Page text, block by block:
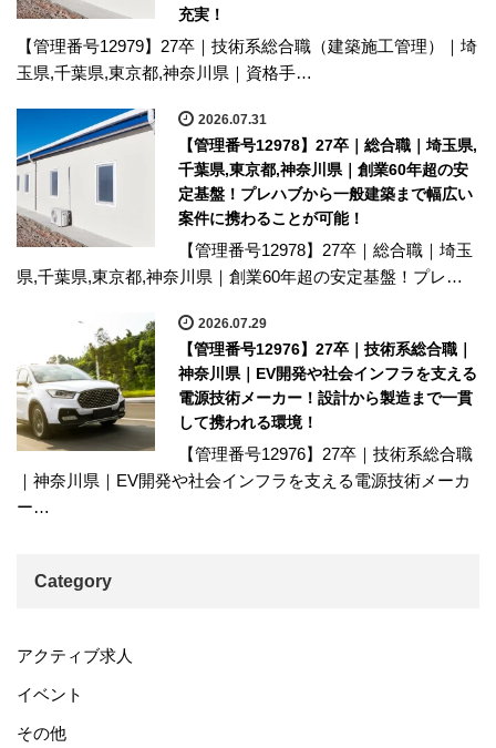
充実！
【管理番号12979】27卒｜技術系総合職（建築施工管理）｜埼
玉県,千葉県,東京都,神奈川県｜資格手…
2026.07.31
【管理番号12978】27卒｜総合職｜埼玉県,
千葉県,東京都,神奈川県｜創業60年超の安
定基盤！プレハブから一般建築まで幅広い
案件に携わることが可能！
【管理番号12978】27卒｜総合職｜埼玉
県,千葉県,東京都,神奈川県｜創業60年超の安定基盤！プレ…
2026.07.29
【管理番号12976】27卒｜技術系総合職｜
神奈川県｜EV開発や社会インフラを支える
電源技術メーカー！設計から製造まで一貫
して携われる環境！
【管理番号12976】27卒｜技術系総合職
｜神奈川県｜EV開発や社会インフラを支える電源技術メーカ
ー…
Category
アクティブ求人
イベント
その他